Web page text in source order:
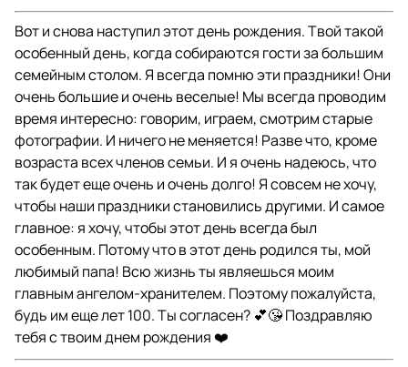
Вот и снова наступил этот день рождения. Твой такой
особенный день, когда собираются гости за большим
семейным столом. Я всегда помню эти праздники! Они
очень большие и очень веселые! Мы всегда проводим
время интересно: говорим, играем, смотрим старые
фотографии. И ничего не меняется! Разве что, кроме
возраста всех членов семьи. И я очень надеюсь, что
так будет еще очень и очень долго! Я совсем не хочу,
чтобы наши праздники становились другими. И самое
главное: я хочу, чтобы этот день всегда был
особенным. Потому что в этот день родился ты, мой
любимый папа! Всю жизнь ты являешься моим
главным ангелом-хранителем. Поэтому пожалуйста,
будь им еще лет 100. Ты согласен? 💕😘 Поздравляю
тебя с твоим днем рождения ❤️